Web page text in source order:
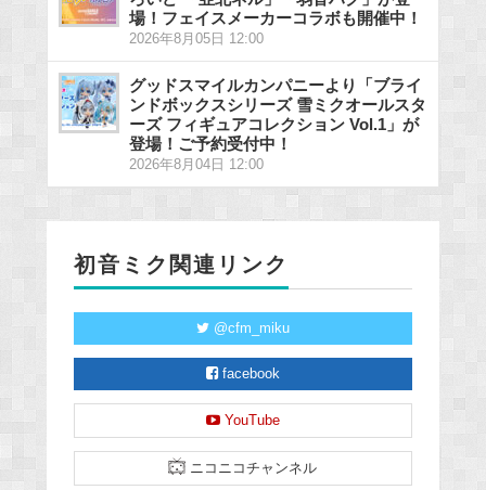
場！フェイスメーカーコラボも開催中！
2026年8月05日 12:00
グッドスマイルカンパニーより「ブライ
ンドボックスシリーズ 雪ミクオールスタ
ーズ フィギュアコレクション Vol.1」が
登場！ご予約受付中！
2026年8月04日 12:00
初音ミク関連リンク
@cfm_miku
facebook
YouTube
ニコニコチャンネル